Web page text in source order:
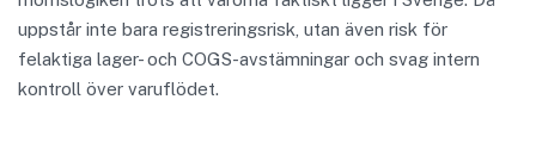
uppstår inte bara registreringsrisk, utan även risk för
felaktiga lager- och COGS-avstämningar och svag intern
kontroll över varuflödet.